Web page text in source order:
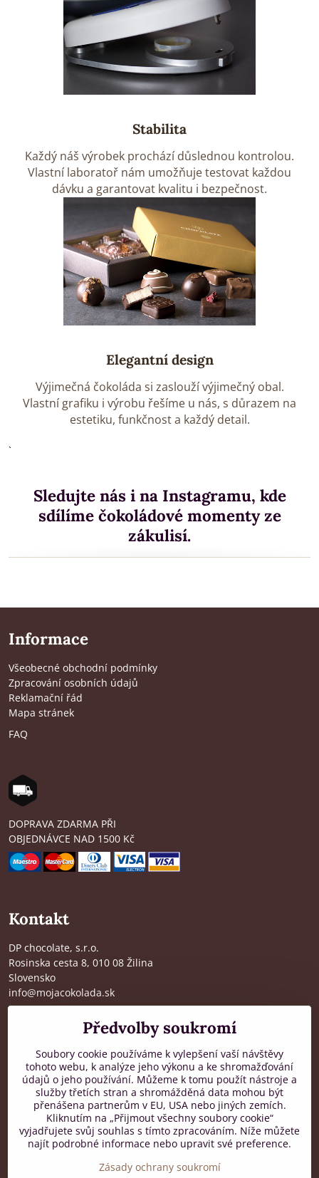
Stabilita
Každý náš výrobek prochází důslednou kontrolou.
Vlastní laboratoř nám umožňuje testovat každou
dávku a garantovat kvalitu i bezpečnost.
Elegantní design
Výjimečná čokoláda si zaslouží výjimečný obal.
Vlastní grafiku i výrobu řešíme u nás, s důrazem na
estetiku, funkčnost a každý detail.
`
Sledujte nás i na Instagramu, kde
sdílíme čokoládové momenty ze
zákulisí.
Informace
Všeobecné obchodní podmínky
Zpracování osobních údajů
Reklamační řád
Mapa stránek
FAQ
DOPRAVA ZDARMA PŘI
OBJEDNÁVCE NAD 1500 Kč
Kontakt
DP chocolate, s.r.o.
Rosinska cesta 8, 010 08 Žilina
Slovensko
info@mojacokolada.sk
Kde nás najdete
Zákaznická podpora
od 8:00 do 16:00, PO-PÁ
+421 917 436 795
Předvolby soukromí
Soubory cookie používáme k vylepšení vaší návštěvy
tohoto webu, k analýze jeho výkonu a ke shromažďování
údajů o jeho používání. Můžeme k tomu použít nástroje a
služby třetích stran a shromážděná data mohou být
přenášena partnerům v EU, USA nebo jiných zemích.
Kliknutím na „Přijmout všechny soubory cookie“
vyjadřujete svůj souhlas s tímto zpracováním. Níže můžete
najít podrobné informace nebo upravit své preference.
Zásady ochrany soukromí